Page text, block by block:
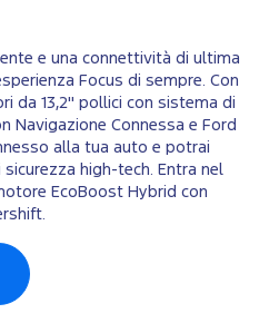
e una connettività di ultima
Focus di sempre. Con
da 13,2" pollici con sistema di
Navigazione Connessa e Ford
alla tua auto e potrai
high-tech. Entra nel
EcoBoost Hybrid con